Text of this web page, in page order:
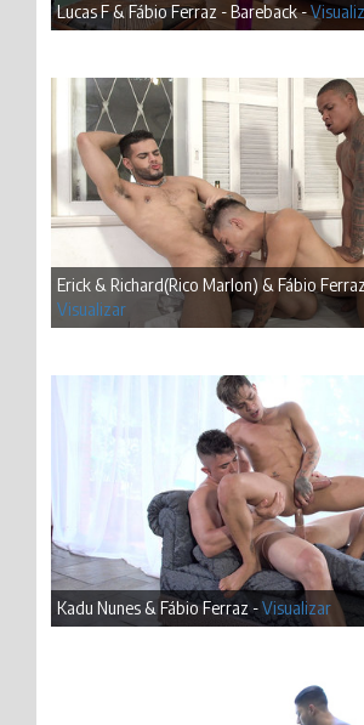
Lucas F & Fábio Ferraz - Bareback -
Erick & Richard(Rico Marlon) & Fábio
Visualizar
Kadu Nunes & Fábio Ferraz -Visualizar